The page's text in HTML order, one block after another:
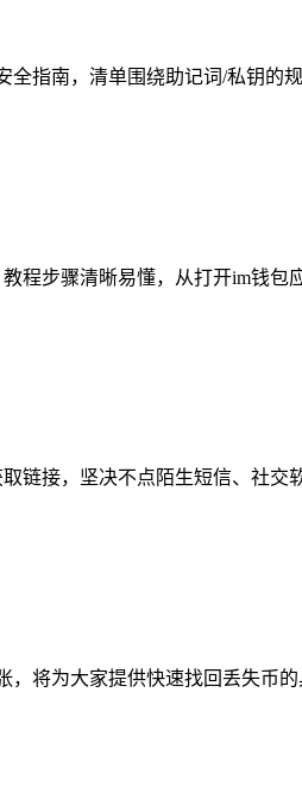
指南，清单围绕助记词/私钥的
程步骤清晰易懂，从打开im钱包
链接，坚决不点陌生短信、社交
将为大家提供快速找回丢失币